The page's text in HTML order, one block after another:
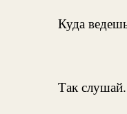
Куда
Так слушай.